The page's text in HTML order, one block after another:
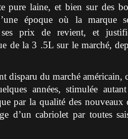
pure laine, et bien sur des
époque où la marque
prix de revient, et
de la 3 .5L sur le marché,
disparu du marché américain,
années, stimulée
par la qualité des nouveaux
d’un cabriolet par toutes